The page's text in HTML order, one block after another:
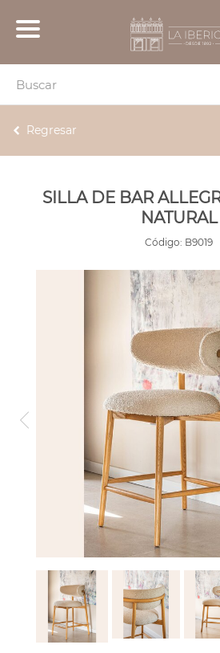
Regresar
SILLA DE BAR
NATURAL
Código: B9019